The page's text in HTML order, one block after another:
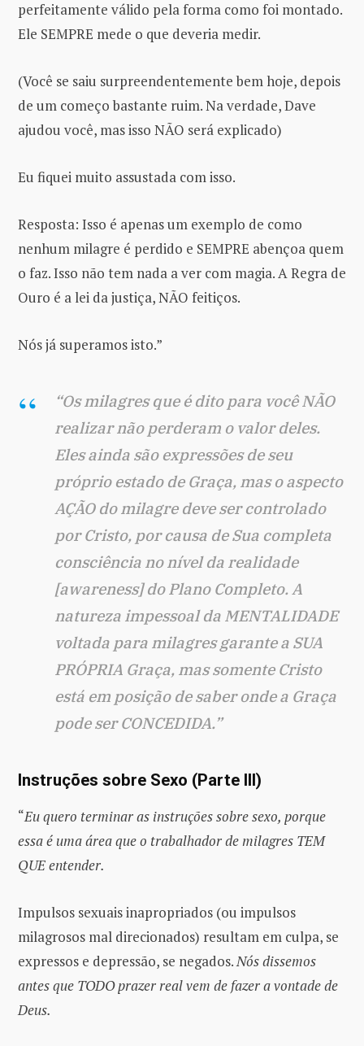
perfeitamente válido pela forma como foi montado.
Ele SEMPRE mede o que deveria medir.
(Você se saiu surpreendentemente bem hoje, depois
de um começo bastante ruim. Na verdade, Dave
ajudou você, mas isso NÃO será explicado)
Eu fiquei muito assustada com isso.
Resposta: Isso é apenas um exemplo de como
nenhum milagre é perdido e SEMPRE abençoa quem
o faz. Isso não tem nada a ver com magia. A Regra de
Ouro é a lei da justiça, NÃO feitiços.
Nós já superamos isto.”
“Os milagres que é dito para você NÃO
realizar não perderam o valor deles.
Eles ainda são expressões de seu
próprio estado de Graça, mas o aspecto
AÇÃO do milagre deve ser controlado
por Cristo, por causa de Sua completa
consciência no nível da realidade
[awareness] do Plano Completo. A
natureza impessoal da MENTALIDADE
voltada para milagres garante a SUA
PRÓPRIA Graça, mas somente Cristo
está em posição de saber onde a Graça
pode ser CONCEDIDA.”
Instruções sobre Sexo (Parte III)
“Eu quero terminar as instruções sobre sexo, porque
essa é uma área que o trabalhador de milagres TEM
QUE entender.
Impulsos sexuais inapropriados (ou impulsos
milagrosos mal direcionados) resultam em culpa, se
expressos e depressão, se negados.Nós dissemos
antes que TODO prazer real vem de fazer a vontade de
Deus.